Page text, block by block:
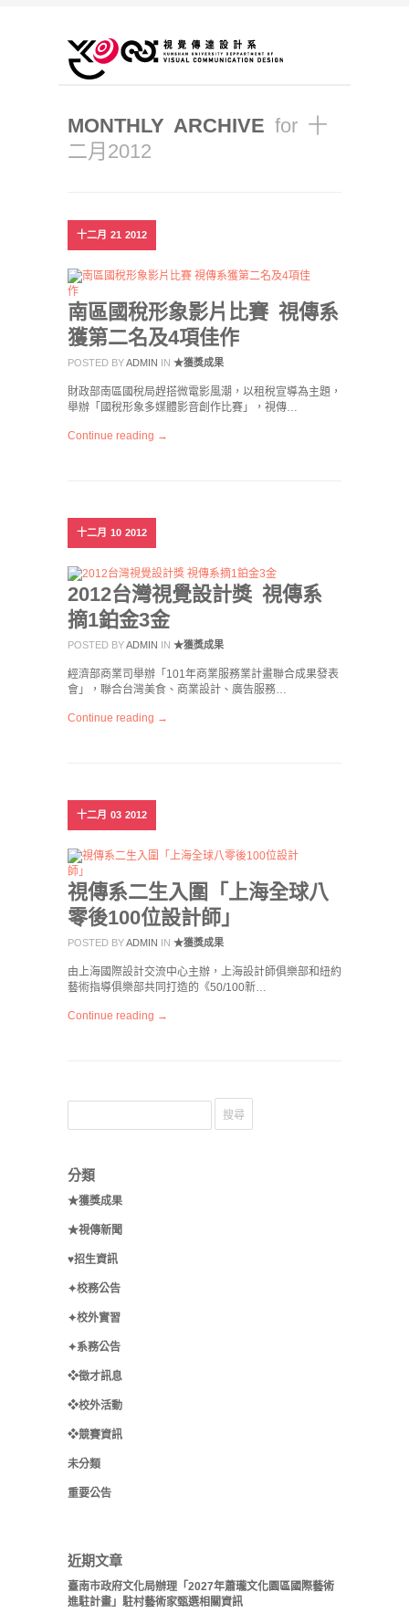
MONTHLY ARCHIVE for 十
二月2012
十二月 21 2012
南區國稅形象影片比賽 視傳系
獲第二名及4項佳作
POSTED BYADMIN IN ★獲獎成果
財政部南區國稅局趕搭微電影風潮，以租稅宣導為主題，
舉辦「國稅形象多媒體影音創作比賽」，視傳…
Continue reading →
十二月 10 2012
2012台灣視覺設計獎 視傳系
摘1鉑金3金
POSTED BYADMIN IN ★獲獎成果
經濟部商業司舉辦「101年商業服務業計畫聯合成果發表
會」，聯合台灣美食、商業設計、廣告服務…
Continue reading →
十二月 03 2012
視傳系二生入圍「上海全球八
零後100位設計師」
POSTED BYADMIN IN ★獲獎成果
由上海國際設計交流中心主辦，上海設計師俱樂部和紐約
藝術指導俱樂部共同打造的《50/100新…
Continue reading →
分類
★獲獎成果
★視傳新聞
♥招生資訊
✦校務公告
✦校外實習
✦系務公告
❖徵才訊息
❖校外活動
❖競賽資訊
未分類
重要公告
近期文章
臺南市政府文化局辦理「2027年蕭瓏文化園區國際藝術
進駐計畫」駐村藝術家甄選相關資訊